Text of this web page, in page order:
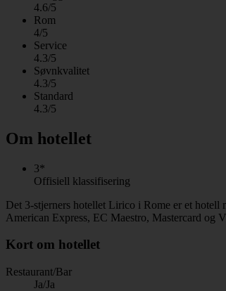
4.6/5
Rom
4/5
Service
4.3/5
Søvnkvalitet
4.3/5
Standard
4.3/5
Om hotellet
3*
Offisiell klassifisering
Det 3-stjerners hotellet Lirico i Rome er et hotell
American Express, EC Maestro, Mastercard og
Kort om hotellet
Restaurant/Bar
Ja/Ja